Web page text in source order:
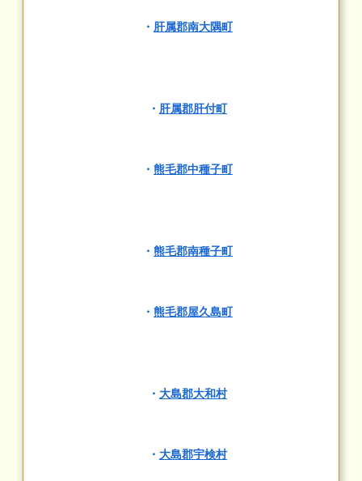
・ 肝属郡南大隅町
・ 肝属郡肝付町
・ 熊毛郡中種子町
・ 熊毛郡南種子町
・ 熊毛郡屋久島町
・ 大島郡大和村
・ 大島郡宇検村